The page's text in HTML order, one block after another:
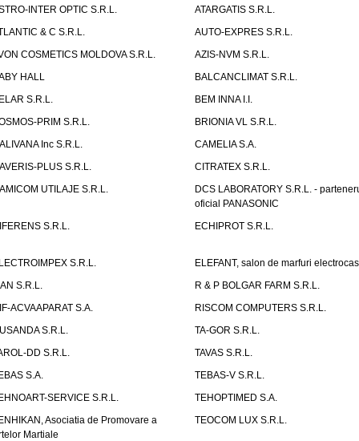
INTER OPTIC S.R.L.
ATARGATIS S.R.L.
& C S.R.L.
AUTO-EXPRES S.R.L.
COSMETICS MOLDOVA S.R.L.
AZIS-NVM S.R.L.
HALL
BALCANCLIMAT S.R.L.
S.R.L.
BEM INNA I.I.
PRIM S.R.L.
BRIONIA VL S.R.L.
Inc S.R.L.
CAMELIA S.A.
PLUS S.R.L.
CITRATEX S.R.L.
UTILAJE S.R.L.
DCS LABORATORY S.R.L. -
oficial PANASONIC
S.R.L.
ECHIPROT S.R.L.
S.R.L.
ELEFANT, salon de marfuri
S.R.L.
R & P BOLGAR FARM S.R.L.
ACVAAPARAT S.A.
RISCOM COMPUTERS S.R.L.
S.R.L.
TA-GOR S.R.L.
DD S.R.L.
TAVAS S.R.L.
S.A.
TEBAS-V S.R.L.
SERVICE S.R.L.
TEHOPTIMED S.A.
Asociatia de Promovare a
Martiale
TEOCOM LUX S.R.L.